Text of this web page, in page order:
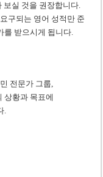
보실 것을 권장합니다.
구되는 영어 성적만 준
를 받으시게 됩니다.
전문가 그룹,
상황과 목표에
.